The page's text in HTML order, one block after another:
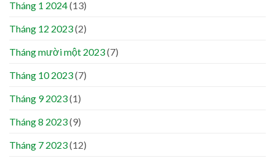
Tháng 1 2024(13)
Tháng 12 2023(2)
Tháng mười một 2023(7)
Tháng 10 2023(7)
Tháng 9 2023(1)
Tháng 8 2023(9)
Tháng 7 2023(12)